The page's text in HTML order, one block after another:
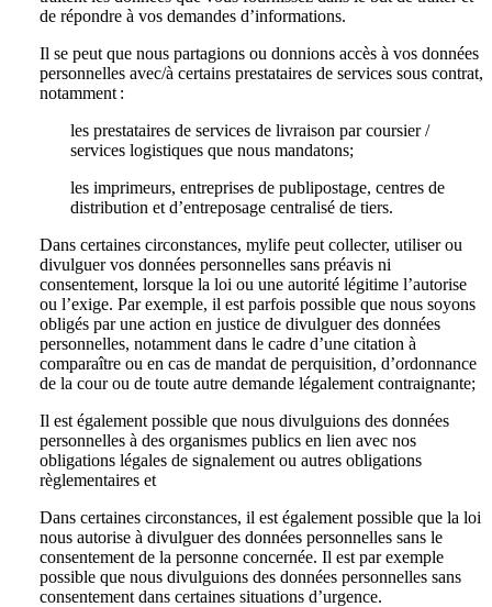
de répondre à vos demandes d’informations.
Il se peut que nous partagions ou donnions accès à vos données
personnelles avec/à certains prestataires de services sous contrat,
notamment :
les prestataires de services de livraison par coursier /
services logistiques que nous mandatons;
les imprimeurs, entreprises de publipostage, centres de
distribution et d’entreposage centralisé de tiers.
Dans certaines circonstances, mylife peut collecter, utiliser ou
divulguer vos données personnelles sans préavis ni
consentement, lorsque la loi ou une autorité légitime l’autorise
ou l’exige. Par exemple, il est parfois possible que nous soyons
obligés par une action en justice de divulguer des données
personnelles, notamment dans le cadre d’une citation à
comparaître ou en cas de mandat de perquisition, d’ordonnance
de la cour ou de toute autre demande légalement contraignante;
Il est également possible que nous divulguions des données
personnelles à des organismes publics en lien avec nos
obligations légales de signalement ou autres obligations
règlementaires et
Dans certaines circonstances, il est également possible que la loi
nous autorise à divulguer des données personnelles sans le
consentement de la personne concernée. Il est par exemple
possible que nous divulguions des données personnelles sans
consentement dans certaines situations d’urgence.